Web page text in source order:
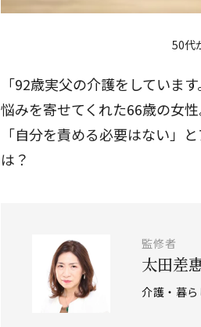
50代
「92歳実父の介護をしていま
悩みを寄せてくれた66歳の女
「自分を責める必要はない」
は？
監修者
太田差
介護・暮